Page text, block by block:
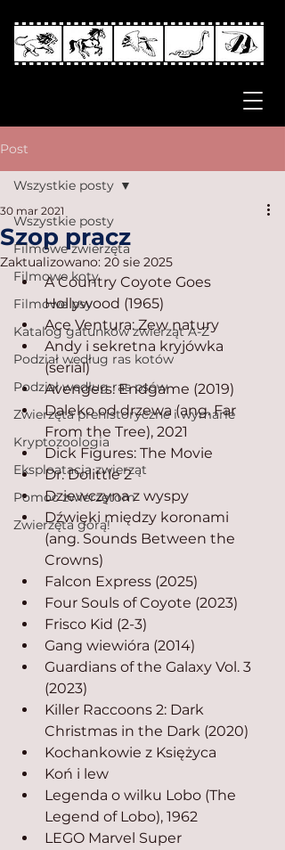
Post
Wszystkie posty
Filmowe zwierzęta
Filmowe koty
Filmowe psy
Katalog gatunków zwierząt A-Z
Podział według ras kotów
Podział według ras psów
Zwierzęta prehistoryczne i wymarłe
Kryptozoologia
Eksploatacja zwierząt
Pomoc zwierzętom
Zwierzęta górą!
Wszystkie posty
Szop pracz
30 mar 2021
Zaktualizowano: 20 sie 2025
A Country Coyote Goes
Hollywood (1965)
Ace Ventura: Zew natury
Andy i sekretna kryjówka
(serial)
Avengers: Endgame (2019)
Daleko od drzewa (ang. Far
From the Tree), 2021
Dick Figures: The Movie
Dr. Dolittle 2
Dziewczyna z wyspy
Dźwięki między koronami
(ang. Sounds Between the
Crowns)
Falcon Express (2025)
Four Souls of Coyote (2023)
Frisco Kid (2-3)
Gang wiewióra (2014)
Guardians of the Galaxy Vol. 3
(2023)
Killer Raccoons 2: Dark
Christmas in the Dark (2020)
Kochankowie z Księżyca
Koń i lew
Legenda o wilku Lobo (The
Legend of Lobo), 1962
LEGO Marvel Super